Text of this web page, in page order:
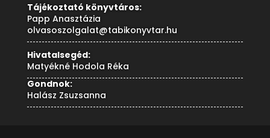
Tájékoztató könyvtáros:
Papp Anasztázia
olvasoszolgalat@tabikonyvtar.hu
Hivatalsegéd:
Matyékné Hodola Réka
Gondnok:
Halász Zsuzsanna